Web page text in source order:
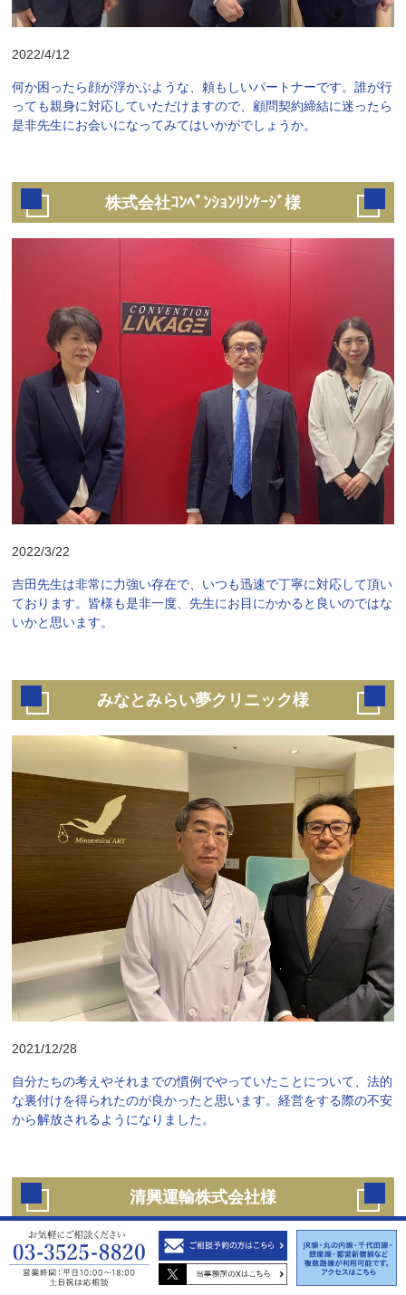
2022/4/12
何か困ったら顔が浮かぶような、頼もしいパートナーです。誰が行
っても親身に対応していただけますので、顧問契約締結に迷ったら
是非先生にお会いになってみてはいかがでしょうか。
株式会社ｺﾝﾍﾞﾝｼｮﾝﾘﾝｹｰｼﾞ様
2022/3/22
吉田先生は非常に力強い存在で、いつも迅速で丁寧に対応して頂い
ております。皆様も是非一度、先生にお目にかかると良いのではな
いかと思います。
みなとみらい夢クリニック様
2021/12/28
自分たちの考えやそれまでの慣例でやっていたことについて、法的
な裏付けを得られたのが良かったと思います。経営をする際の不安
から解放されるようになりました。
清興運輸株式会社様